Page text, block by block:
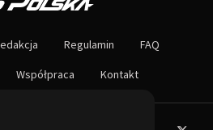
for Speed w Polsce! Znajdziesz u nas
społeczności! Czekamy na ciebie!
Regulamin FAQ
Współpraca Kontakt